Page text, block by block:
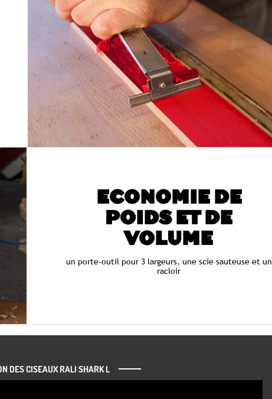
ECONOMIE DE
POIDS ET DE
VOLUME
un porte-outil pour 3 largeurs, une scie sauteuse et un
racloir
DES CISEAUX RALI SHARK L